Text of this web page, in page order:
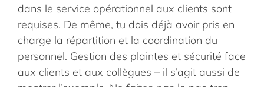
dans le service opérationnel aux clients sont
requises. De même, tu dois déjà avoir pris en
charge la répartition et la coordination du
personnel. Gestion des plaintes et sécurité face
aux clients et aux collègues – il s’agit aussi de